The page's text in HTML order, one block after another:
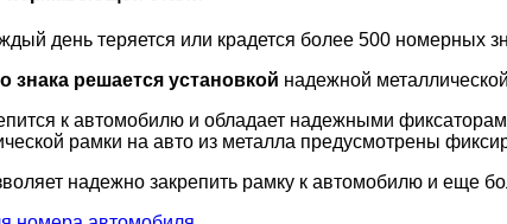
день теряется или крадется более 500 номерных
знака решается установкой надежной металлической
к автомобилю и обладает надежными
рамки на авто из металла предусмотрены
надежно закрепить рамку к автомобилю и еще